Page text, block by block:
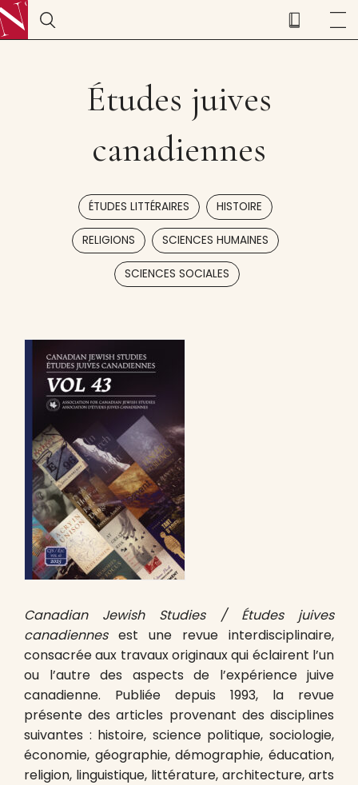
Études juives
canadiennes
ÉTUDES LITTÉRAIRES , HISTOIRE
RELIGIONS , SCIENCES HUMAINES
SCIENCES SOCIALES
Canadian Jewish Studies / Études juives
canadiennes est une revue interdisciplinaire,
consacrée aux travaux originaux qui éclairent l’un
ou l’autre des aspects de l’expérience juive
canadienne. Publiée depuis 1993, la revue
présente des articles provenant des disciplines
suivantes : histoire, science politique, sociologie,
économie, géographie, démographie, éducation,
religion, linguistique, littérature, architecture, arts